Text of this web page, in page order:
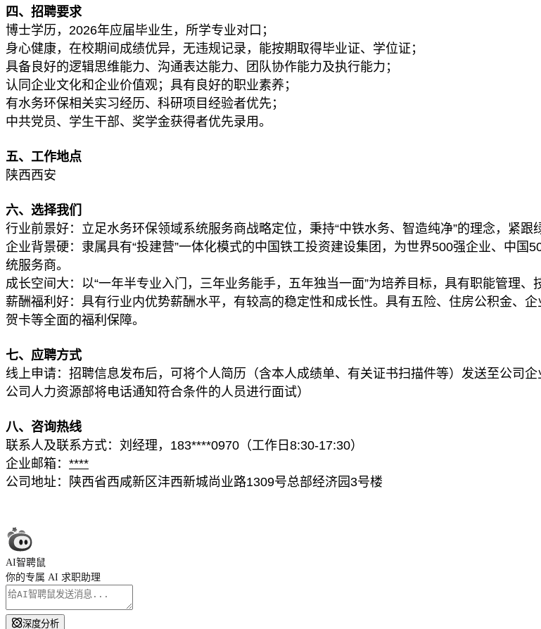
四、招聘要求
博士学历，2026年应届毕业生，所学专业对口；
身心健康，在校期间成绩优异，无违规记录，能按期取得毕业证、学位证；
具备良好的逻辑思维能力、沟通表达能力、团队协作能力及执行能力；
认同企业文化和企业价值观；具有良好的职业素养；
有水务环保相关实习经历、科研项目经验者优先；
中共党员、学生干部、奖学金获得者优先录用。
五、工作地点
陕西西安
六、选择我们
行业前景好：立足水务环保领域系统服务商战略定位，秉持“中铁水务、智造纯净”的理念，紧跟
企业背景硬：隶属具有“投建营”一体化模式的中国铁工投资建设集团，为世界500强企业、中
统服务商。
成长空间大：以“一年半专业入门，三年业务能手，五年独当一面”为培养目标，具有职能管理、
薪酬福利好：具有行业内优势薪酬水平，有较高的稳定性和成长性。具有五险、住房公积金、
贺卡等全面的福利保障。
七、 应聘方式
线上申请：招聘信息发布后，可将个人简历（含本人成绩单、有关证书扫描件等）发送至公司
公司人力资源部将电话通知符合条件的人员进行面试）
八、咨询热线
联系人及联系方式：刘经理，183****0970（工作日8:30-17:30）
企业邮箱： ****
公司地址：陕西省西咸新区沣西新城尚业路1309号总部经济园3号楼
AI智聘鼠
你的专属 AI 求职助理
深度分析